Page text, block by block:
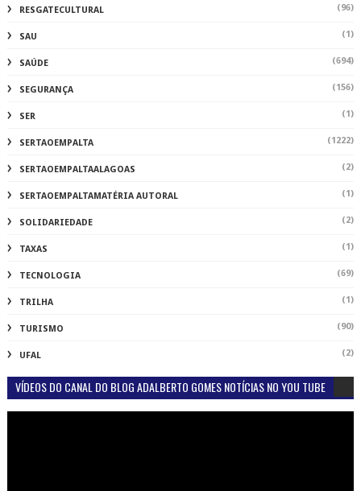
RESGATECULTURAL (96)
SAU (1)
SAÚDE (694)
SEGURANÇA (156)
SER (1)
SERTAOEMPALTA (1222)
SERTAOEMPALTAALAGOAS (2)
SERTAOEMPALTAMATÉRIA AUTORAL (1)
SOLIDARIEDADE (2)
TAXAS (1)
TECNOLOGIA (69)
TRILHA (1)
TURISMO (90)
UFAL (2)
VÍDEOS DO CANAL DO BLOG ADALBERTO GOMES NOTÍCIAS NO YOU TUBE